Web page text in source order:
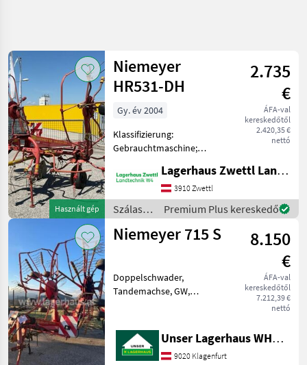
Kategória 4 Ország Szűrők
AKTUÁLIS
ÚTVONAL
Mezőgazdasági
gépek/eszközök
Szalastakarmany
Betakaritok
Rendkezelo
KATEGÓRIA
KIVÁLASZTÁSA
Niemeyer
Pöttinger
Krone
Visszaállítás
15 eredmény
Használt gép
Niemeyer
HR531-DH
2.735
€
ÁFA-val
kereskedőtől
2.420,35 €
nettó
Gy. év 2004
Klassifizierung:
Gebrauchtmaschine;
Kreisel: 4;
Seriennummer/Fahrgestellnummer:
103589;
Zinkenverlustsicherung: Ja;
Arme je Kreisel: 6; An
Lagerhaus Zwettl Landtechnik
3910 Zwettl
Szálastakarmány
betakarítók
/
Premium Plus kereskedő
Niemeyer 715 S
8.150
€
ÁFA-val
kereskedőtől
7.212,39 €
nettó
Doppelschwader,
Tandemachse, GW,
vor Fahrt-Antritt
telefonisch, ob die von
Ihnen angefragte Maschine
Unser Lagerhaus WHG, Kärnten, Klagenfurt
9020 Klagenfurt